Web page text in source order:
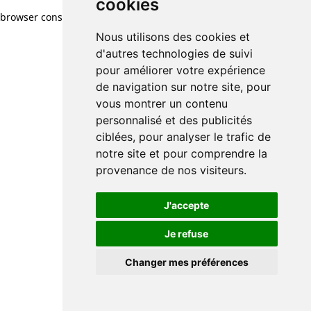
cookies
Nous utilisons des cookies et
d'autres technologies de suivi
pour améliorer votre expérience
de navigation sur notre site, pour
vous montrer un contenu
personnalisé et des publicités
ciblées, pour analyser le trafic de
notre site et pour comprendre la
provenance de nos visiteurs.
J'accepte
Je refuse
Changer mes préférences
browser console for more information)